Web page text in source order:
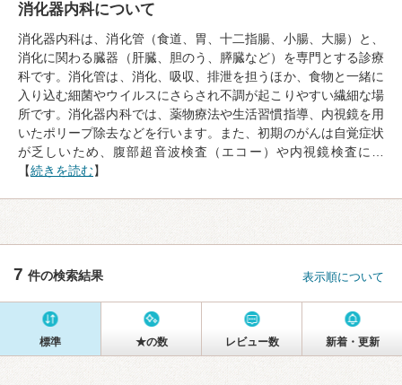
消化器内科について
消化器内科は、消化管（食道、胃、十二指腸、小腸、大腸）と、
消化に関わる臓器（肝臓、胆のう、膵臓など）を専門とする診療
科です。消化管は、消化、吸収、排泄を担うほか、食物と一緒に
入り込む細菌やウイルスにさらされ不調が起こりやすい繊細な場
所です。消化器内科では、薬物療法や生活習慣指導、内視鏡を用
いたポリープ除去などを行います。また、初期のがんは自覚症状
が乏しいため、腹部超音波検査（エコー）や内視鏡検査に…
【続きを読む】
7 件の検索結果 表示順について
標準 ★の数 レビュー数 新着・更新